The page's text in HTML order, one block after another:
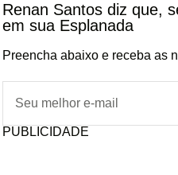
Renan Santos diz que,
em sua Esplanada
Preencha abaixo e receba as
PUBLICIDADE